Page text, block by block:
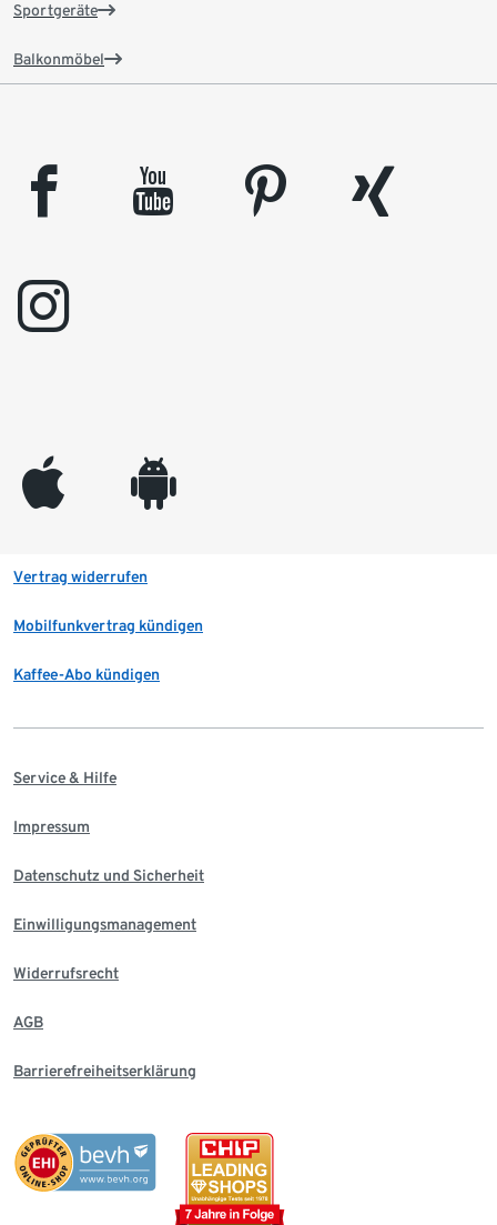
Sportgeräte
Balkonmöbel
facebook youtube pinterest
xing
instagram
appleinc android
Vertrag widerrufen
Mobilfunkvertrag kündigen
Kaffee-Abo kündigen
Service & Hilfe
Impressum
Datenschutz und Sicherheit
Einwilligungsmanagement
Widerrufsrecht
AGB
Barrierefreiheitserklärung